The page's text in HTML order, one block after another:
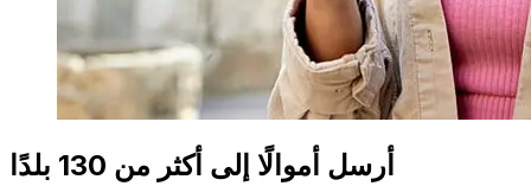
أرسل أموالًا إلى أكثر من 130 بلدًا